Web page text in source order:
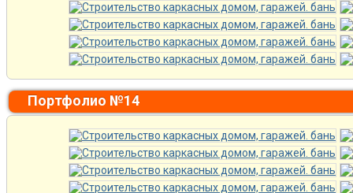
Портфолио №14